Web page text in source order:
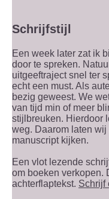
Schrijfstijl
Een week later zat ik
door te spreken.
uitgeeftraject snel ter
echt een must. Als
bezig geweest. We
van tijd min of meer
stijlbreuken. Hierdoor
weg. Daarom laten
manuscript kijken.
Een vlot lezende
om boeken verkopen.
achterflaptekst. Schrijf